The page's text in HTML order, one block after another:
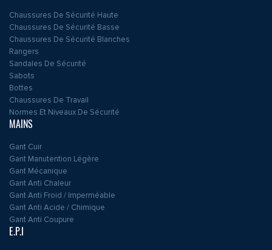
Chaussures De Sécurité Haute
Chaussures De Sécurité Basse
Chaussures De Sécurité Blanches
Rangers
Sandales De Sécurité
Sabots
Bottes
Chaussures De Travail
Normes Et Niveaux De Sécurité
MAINS
Gant Cuir
Gant Manutention Légère
Gant Mécanique
Gant Anti Chaleur
Gant Anti Froid / Imperméable
Gant Anti Acide / Chimique
Gant Anti Coupure
E.P.I